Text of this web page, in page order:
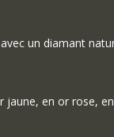
un diamant
en or rose,